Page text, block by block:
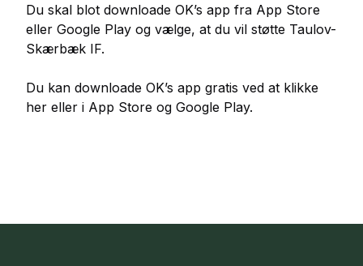
Du skal blot downloade OK’s app fra App Store
eller Google Play og vælge, at du vil støtte Taulov-
Skærbæk IF.
Du kan downloade OK’s app gratis ved at klikke
her eller i App Store og Google Play.